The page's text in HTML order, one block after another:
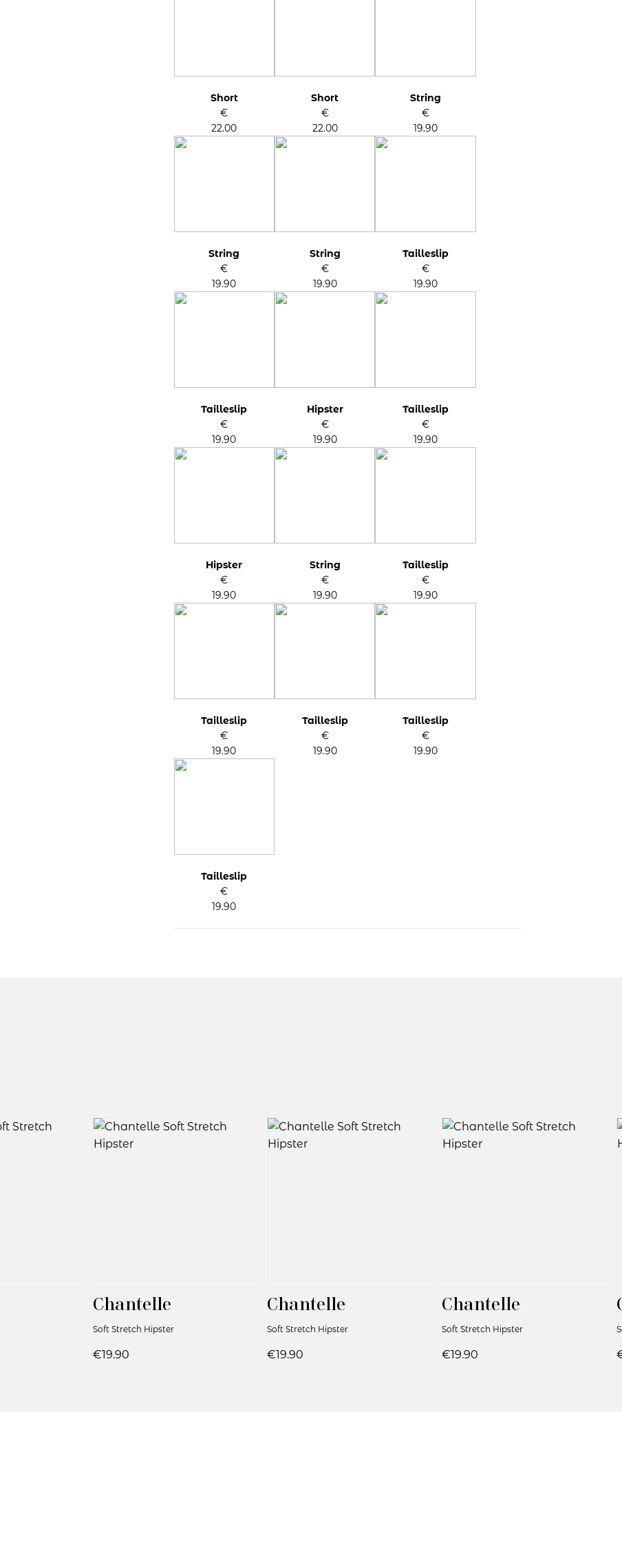
Short
€
22.00
Short
€
22.00
String
€
19.90
String
€
19.90
String
€
19.90
Tailleslip
€
19.90
Tailleslip
€
19.90
Hipster
€
19.90
Tailleslip
€
19.90
Hipster
€
19.90
String
€
19.90
Tailleslip
€
19.90
Tailleslip
€
19.90
Tailleslip
€
19.90
Tailleslip
€
19.90
Tailleslip
€
19.90
Chantelle
Soft Stretch Hipster
€19.90
Chantelle
Soft Stretch Hipster
€19.90
Chantelle
Soft Stretch Hipster
€19.90